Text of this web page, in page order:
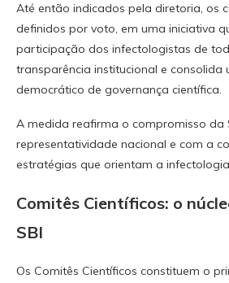
Até então indicados pela diretoria, os
definidos por voto, em uma iniciativa
participação dos infectologistas de
transparência institucional e consolida
democrático de governança científica.
A medida reafirma o compromisso da
representatividade nacional e com a
estratégias que orientam a
Comitês Científicos: o
SBI
Os Comitês Científicos constituem o